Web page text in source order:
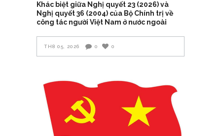
Khác biệt giữa Nghị quyết 23 (2026) và
Nghị quyết 36 (2004) của Bộ Chính trị về
công tác người Việt Nam ở nước ngoài
TH8 05, 2026 0 0